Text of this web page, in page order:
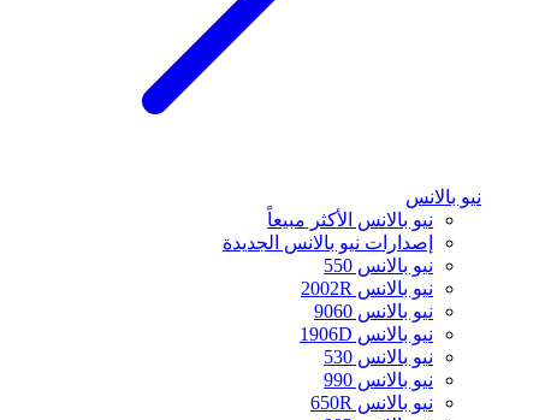
نيو بالانس
نيو بالانس الأكثر مبيعاً
إصدارات نيو بالانس الجديدة
نيو بالانس 550
نيو بالانس 2002R
نيو بالانس 9060
نيو بالانس 1906D
نيو بالانس 530
نيو بالانس 990
نيو بالانس 650R